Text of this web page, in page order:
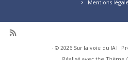
Mentions
· © 2026 Sur la voie du IAI ·